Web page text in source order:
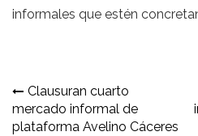
informales que estén
Navegación
de
Clausuran cuarto
mercado informal de
plataforma Avelino Cáceres